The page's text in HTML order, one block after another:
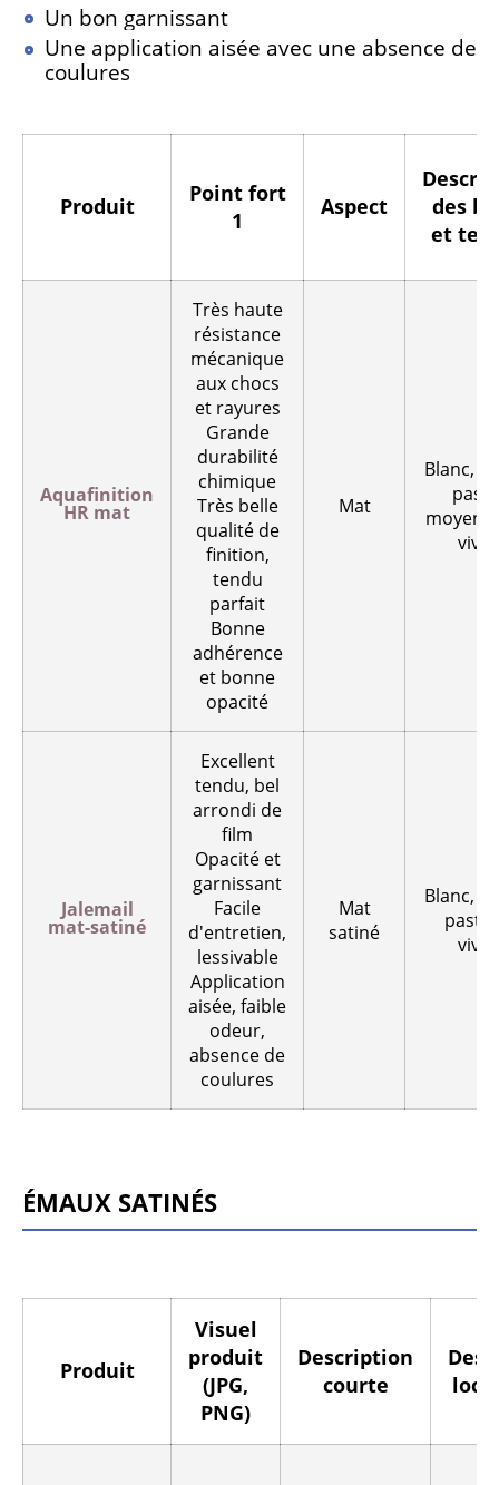
Un bon garnissant
Une application aisée avec une absence de
coulures
Produit
Point fort
1
Aspect
des
et
Aquafinition
HR mat
Très haute
résistance
mécanique
aux chocs
et rayures
Grande
durabilité
chimique
Très belle
qualité de
finition,
tendu
parfait
Bonne
adhérence
et bonne
opacité
Mat
Blanc,
Jalemail
mat-satiné
Excellent
tendu, bel
arrondi de
film
Opacité et
garnissant
Facile
d'entretien,
lessivable
Application
aisée, faible
odeur,
absence de
coulures
Mat
satiné
Blanc,
Émaux satinés
Produit
Visuel
produit
(JPG,
PNG)
Description
courte